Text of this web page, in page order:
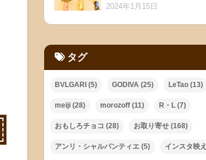
2024年1月15日
タグ
BVLGARI (5) GODIVA (25) LeTao (13)
meiji (28) morozoff (11) R・L (7)
おもしろチョコ (28) お取り寄せ (168)
アンリ・シャルパンティエ (5) インスタ映え